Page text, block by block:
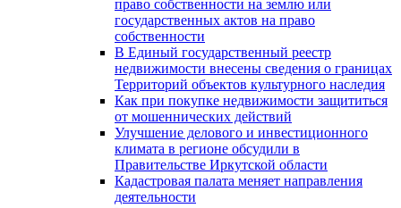
право собственности на землю или
государственных актов на право
собственности
В Единый государственный реестр
недвижимости внесены сведения о границах
Территорий объектов культурного наследия
Как при покупке недвижимости защититься
от мошеннических действий
Улучшение делового и инвестиционного
климата в регионе обсудили в
Правительстве Иркутской области
Кадастровая палата меняет направления
деятельности